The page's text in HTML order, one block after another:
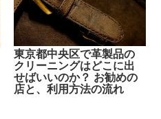
東京都中央区で革製品の
クリーニングはどこに出
せばいいのか？ お勧めの
店と、利用方法の流れ